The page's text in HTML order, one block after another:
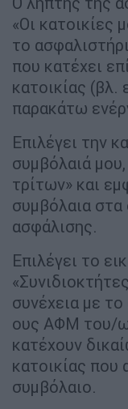
«Οι κατοικίες
το
που κατέχει
κατοικίας (βλ.
παρακάτω
Επιλέγει την
συμβόλαιά
τρίτων» και
συμβόλαια στα
ασφάλισης.
Επιλέγει το
συνέχεια με
ους ΑΦΜ του/
κατέχουν
κατοικίας που
συμβόλαιο.